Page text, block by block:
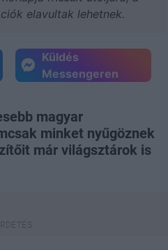
elavultak lehetnek.
Küldés
Messengeren
magyar
minket nyűgöznek
már világsztárok is